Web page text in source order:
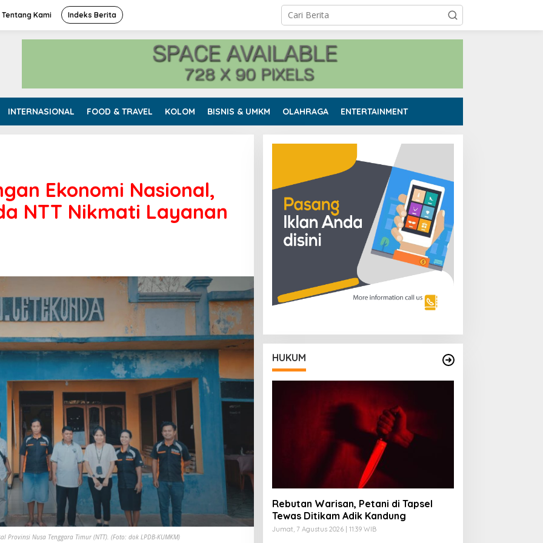
Tentang Kami Indeks Berita
INTERNASIONAL FOOD & TRAVEL KOLOM BISNIS & UMKM OLAHRAGA ENTERTAINMENT
Ekonomi Nasional,
NTT Nikmati Layanan
Nusa Tenggara Timur (NTT). (Foto: dok LPDB-KUMKM)
HUKUM
Rebutan Warisan, Petani di Tapsel
Tewas Ditikam Adik Kandung
Jumat, 7 Agustus 2026 | 11:39 WIB